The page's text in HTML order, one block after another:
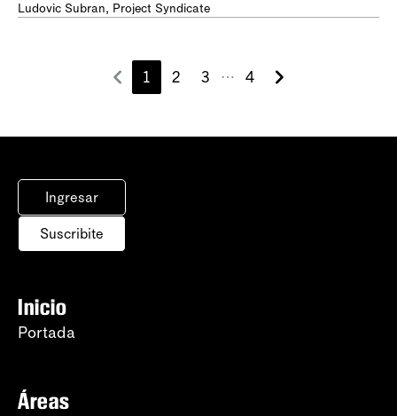
Ludovic Subran, Project Syndicate
1 2 3 ⋯ 4
Ingresar
Suscribite
Inicio
Portada
Áreas